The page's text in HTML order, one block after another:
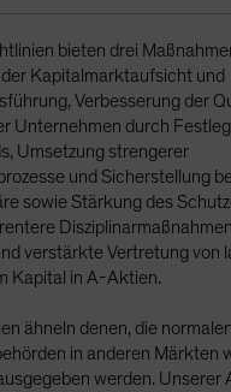
bieten drei
Kapitalmarktaufsicht und
Verbesserung der
Unternehmen durch
Umsetzung strengerer
und Sicherstellung
sowie Stärkung des
verstärkte Vertretung von
Kapital in A-Aktien.
ähneln denen, die
in anderen Märkten
werden. Unserer